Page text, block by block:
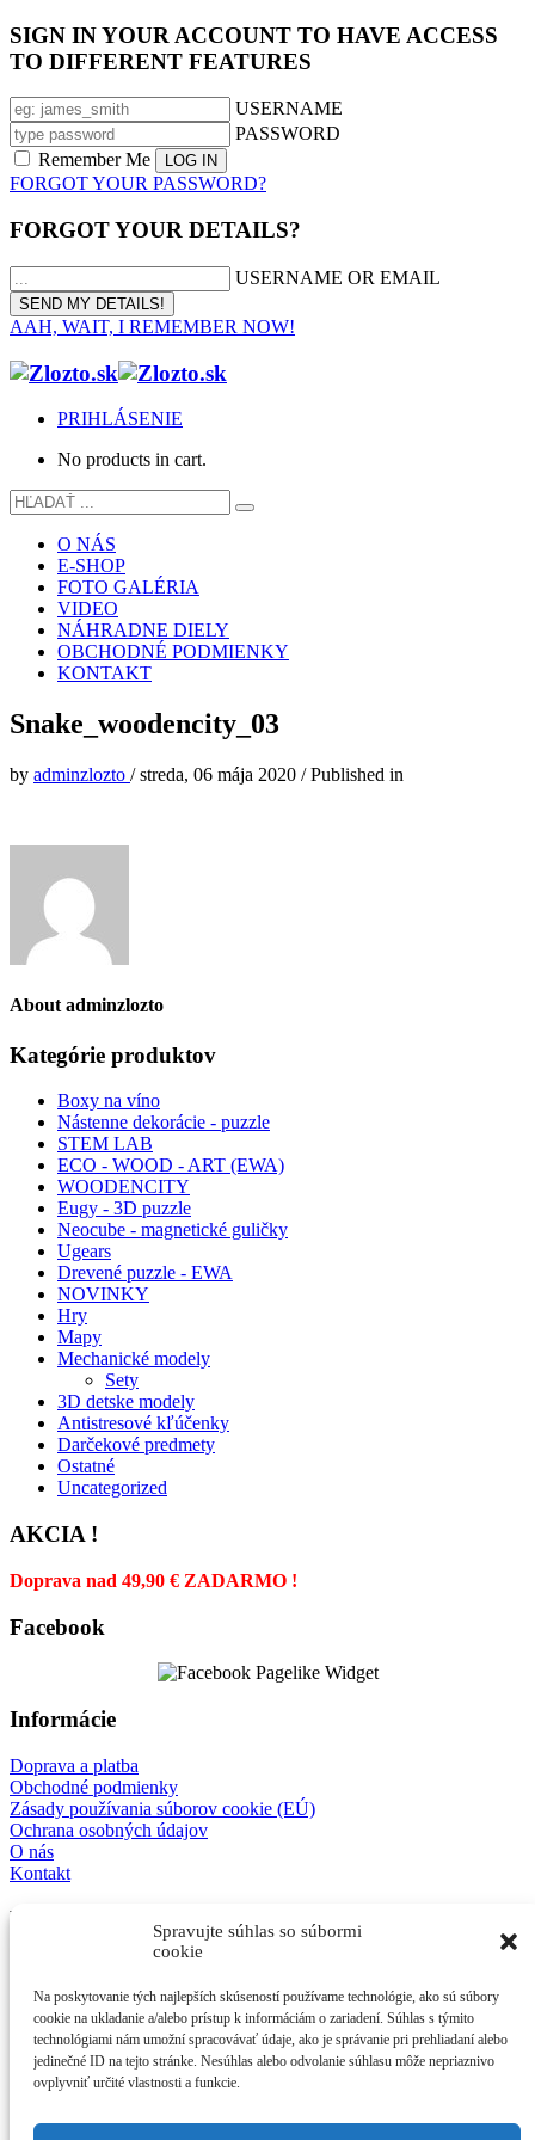
Spravujte súhlas so súbormi
cookie
Na poskytovanie tých najlepších skúseností používame technológie, ako sú súbory
cookie na ukladanie a/alebo prístup k informáciám o zariadení. Súhlas s týmito
technológiami nám umožní spracovávať údaje, ako je správanie pri prehliadaní alebo
jedinečné ID na tejto stránke. Nesúhlas alebo odvolanie súhlasu môže nepriaznivo
ovplyvniť určité vlastnosti a funkcie.
SIGN IN YOUR ACCOUNT TO HAVE ACCESS
TO DIFFERENT FEATURES
USERNAME
PASSWORD
Remember Me
FORGOT YOUR PASSWORD?
FORGOT YOUR DETAILS?
USERNAME OR EMAIL
AAH, WAIT, I REMEMBER NOW!
PRIHLÁSENIE
No products in cart.
O NÁS
E-SHOP
FOTO GALÉRIA
VIDEO
NÁHRADNE DIELY
OBCHODNÉ PODMIENKY
KONTAKT
Snake_woodencity_03
by adminzlozto /streda, 06 mája 2020 /Published in
About adminzlozto
Kategórie produktov
Boxy na víno
Nástenne dekorácie - puzzle
STEM LAB
ECO - WOOD - ART (EWA)
WOODENCITY
Eugy - 3D puzzle
Neocube - magnetické guličky
Ugears
Drevené puzzle - EWA
NOVINKY
Hry
Mapy
Mechanické modely
Sety
3D detske modely
Antistresové kľúčenky
Darčekové predmety
Ostatné
Uncategorized
AKCIA !
Doprava nad 49,90 € ZADARMO !
Facebook
Informácie
Doprava a platba
Obchodné podmienky
Zásady používania súborov cookie (EÚ)
Ochrana osobných údajov
O nás
Kontakt
E-shop
3D detske modely
Antistresové kľúčenky
Ostatné
Kontakt
afes s.r.o.